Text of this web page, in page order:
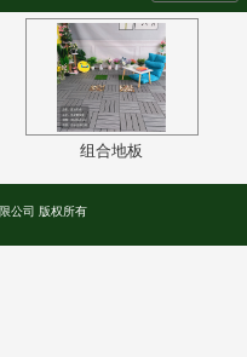
组合地板
公司 版权所有